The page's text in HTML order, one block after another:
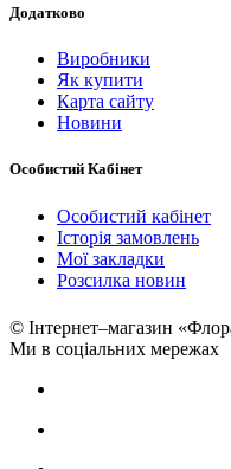
Додатково
Виробники
Як купити
Карта сайту
Новини
Особистий Кабінет
Особистий кабінет
Історія замовлень
Мої закладки
Розсилка новин
© Інтернет–магазин
Ми в соціальних мережах